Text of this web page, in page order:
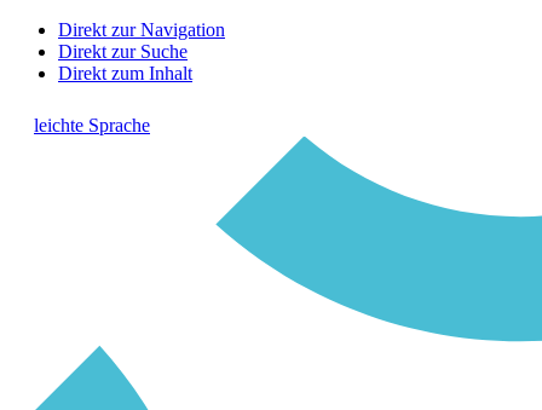
Direkt zur Navigation
Direkt zur Suche
Direkt zum Inhalt
leichte Sprache